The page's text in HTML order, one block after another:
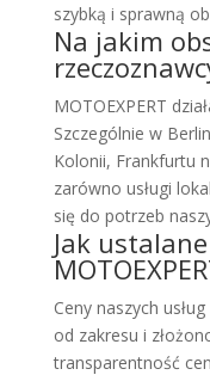
szybką i sprawną
Na jakim
MOTOEXPERT
Szczególnie w
Kolonii, Frankfurtu
zarówno usługi
się do potrzeb
Jak
Ceny naszych
od zakresu i
transparentność